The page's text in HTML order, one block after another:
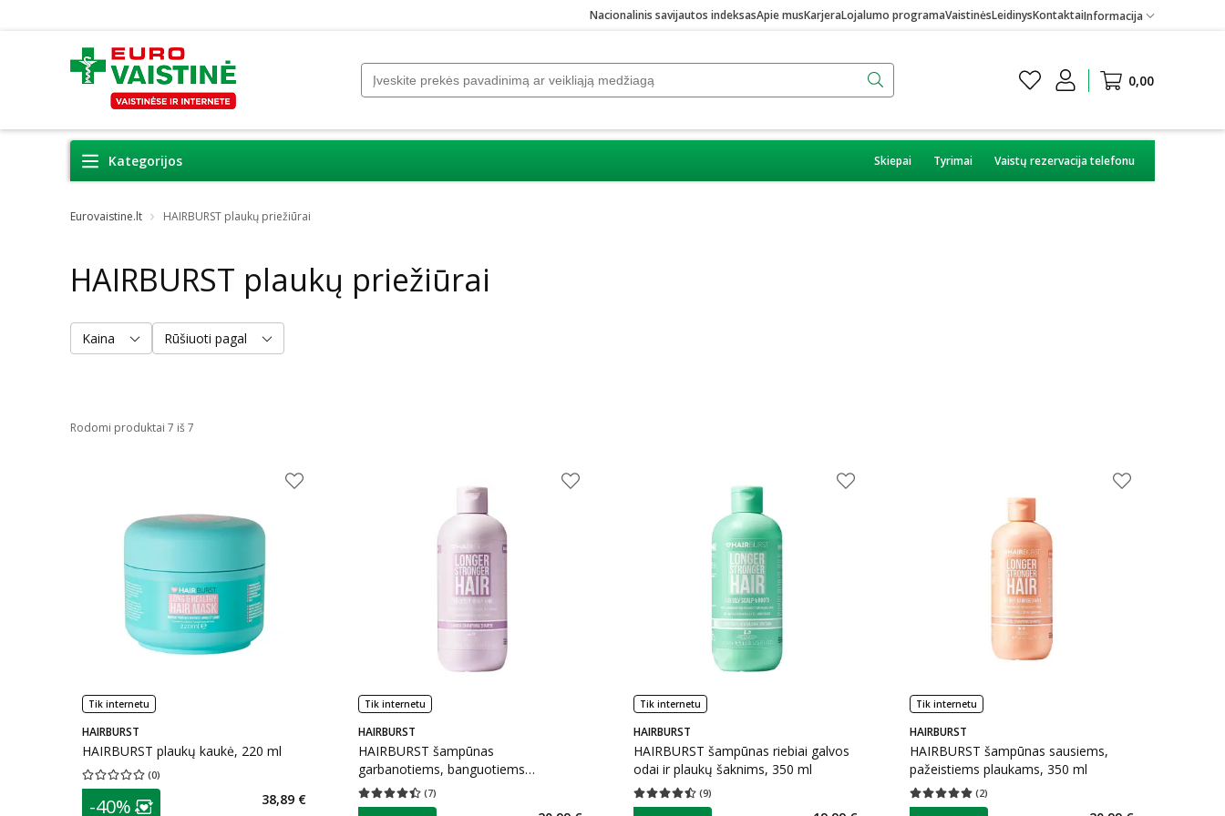
Nacionalinis savijautos indeksasApie musKarjeraLojalumo programaVaistinėsLeidinysKontaktaiInformacija
0,00
Kategorijos Skiepai Tyrimai Vaistų rezervacija telefonu
Eurovaistine.lt HAIRBURST plaukų priežiūrai
HAIRBURST plaukų priežiūrai
Kaina Rūšiuoti pagal
Rodomi produktai 7 iš 7
Tik internetu
HAIRBURST
HAIRBURST plaukų kaukė, 220 ml
(0)
Vidutinis įvertinimas 0.00
patarimas
-40% 38,89 €
Tik internetu
HAIRBURST
HAIRBURST šampūnas
garbanotiems, banguotiems
plaukams, 350 ml
(7)
Vidutinis įvertinimas 4.43
Tik internetu
HAIRBURST
HAIRBURST šampūnas riebiai galvos
odai ir plaukų šaknims, 350 ml
(9)
Vidutinis įvertinimas 4.44
Tik internetu
HAIRBURST
HAIRBURST šampūnas sausiems,
pažeistiems plaukams, 350 ml
(2)
Vidutinis įvertinimas 5.00